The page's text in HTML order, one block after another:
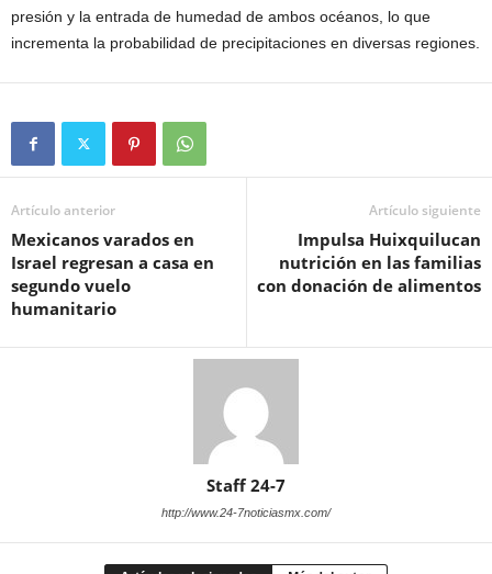
presión y la entrada de humedad de ambos océanos, lo que
incrementa la probabilidad de precipitaciones en diversas regiones.
Artículo anterior
Mexicanos varados en
Israel regresan a casa en
segundo vuelo
humanitario
Artículo siguiente
Impulsa Huixquilucan
nutrición en las familias
con donación de alimentos
Staff 24-7
http://www.24-7noticiasmx.com/